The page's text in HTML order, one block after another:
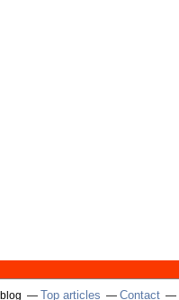
Top articles Contact